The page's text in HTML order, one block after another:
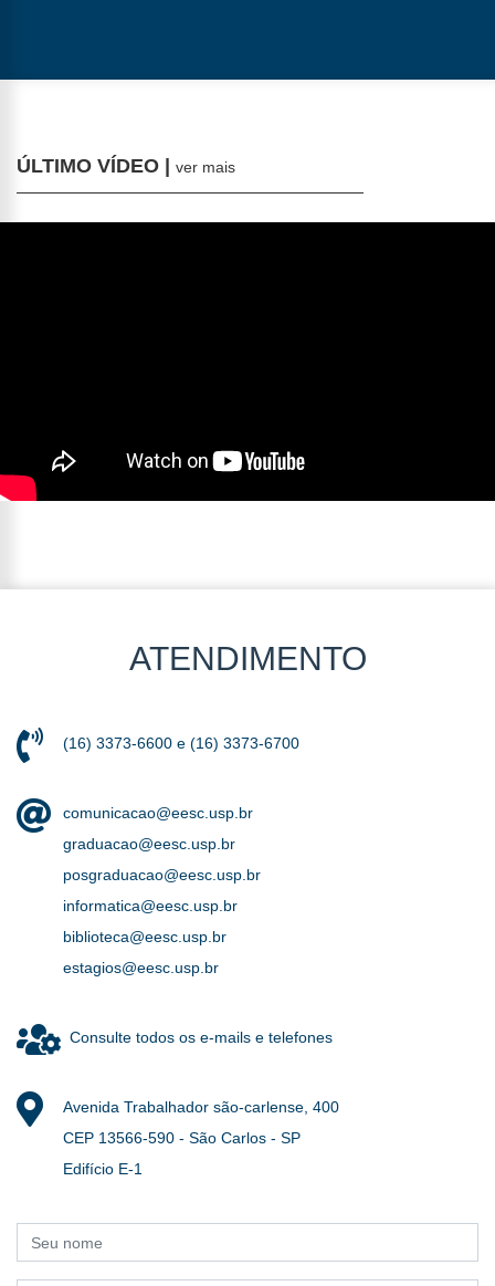
ÚLTIMO VÍDEO | ver mais
ATENDIMENTO
(16) 3373-6600 e (16) 3373-6700
comunicacao@eesc.usp.br
graduacao@eesc.usp.br
posgraduacao@eesc.usp.br
informatica@eesc.usp.br
biblioteca@eesc.usp.br
estagios@eesc.usp.br
Consulte todos os e-mails e telefones
Avenida Trabalhador são-carlense, 400
CEP 13566-590 - São Carlos - SP
Edifício E-1